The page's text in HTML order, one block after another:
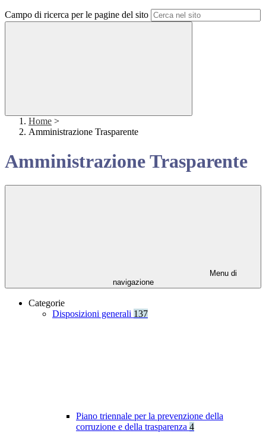
Campo di ricerca per le pagine del sito
Home >
Amministrazione Trasparente
Amministrazione Trasparente
Menu di
navigazione
Categorie
Disposizioni generali 137
Piano triennale per la prevenzione della
corruzione e della trasparenza 4